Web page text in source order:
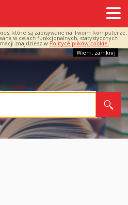
które są zapisywane na Twoim komputerze.
w celach funkcjonalnych, statystycznych i
znajdziesz w Polityce plików cookie.
Wiem, zamknij